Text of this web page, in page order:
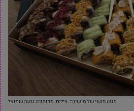
מגש סושי של סושירה. צילום: מקומונט גבעת שמואל